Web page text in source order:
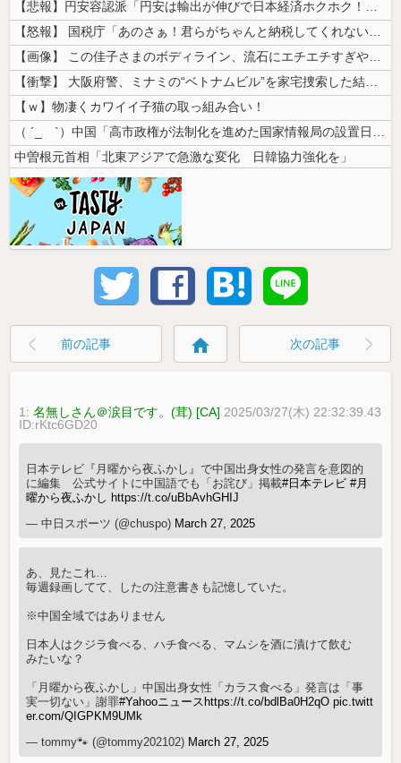
【悲報】円安容認派「円安は輸出が伸びで日本経済ホクホク！」⇒ 世界に売...
【怒報】 国税庁「あのさぁ！君らがちゃんと納税してくれないとこうなっち...
【画像】 この佳子さまのボディライン、流石にエチエチすぎやろ！
【衝撃】 大阪府警、ミナミの“ベトナムビル”を家宅捜索した結果・・・・...
【ｗ】物凄くカワイイ子猫の取っ組み合い！
（ ´_ゝ`）中国「高市政権が法制化を進めた国家情報局の設置日が7月3...
中曽根元首相「北東アジアで急激な変化 日韓協力強化を」
前の記事 home 次の記事
1:名無しさん＠涙目です。(茸) [CA] 2025/03/27(木) 22:32:39.43
ID:rKtc6GD20
日本テレビ『月曜から夜ふかし』で中国出身女性の発言を意図的
に編集 公式サイトに中国語でも「お詫び」掲載#日本テレビ #月
曜から夜ふかし https://t.co/uBbAvhGHIJ
— 中日スポーツ (@chuspo) March 27, 2025
あ、見たこれ…
毎週録画してて、したの注意書きも記憶していた。
※中国全域ではありません
日本人はクジラ食べる、ハチ食べる、マムシを酒に漬けて飲む
みたいな？
「月曜から夜ふかし」中国出身女性「カラス食べる」発言は「事
実一切ない」謝罪#Yahooニュース https://t.co/bdlBa0H2qO pic.twitt
er.com/QIGPKM9UMk
— tommy🐾 (@tommy202102) March 27, 2025